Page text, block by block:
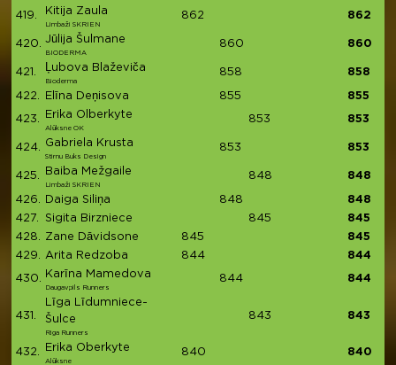
419. Kitija Zaula
Limbaži SKRIEN
862 862
420. Jūlija Šulmane
BIODERMA
860 860
421. Ļubova Blaževiča
Bioderma
858 858
422. Elīna Deņisova 855 855
423. Erika Olberkyte
Alūksne OK
853 853
424. Gabriela Krusta
Stirnu Buks Design
853 853
425. Baiba Mežgaile
Limbaži SKRIEN
848 848
426. Daiga Siliņa 848
848
427.
Sigita Birzniece 845
845
428.
Zane Dāvidsone 845
845
429.
Arita Redzoba 844 844
430. Karīna Mamedova
Daugavpils Runners
844 844
431.
Līga Līdumniece-
Šulce
Riga Runners
843 843
432. Erika Oberkyte
Alūksne
840 840